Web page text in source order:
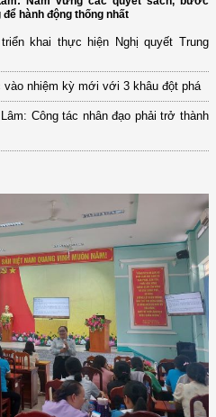
hành động thống nhất
khai thực hiện Nghị quyết Trung
nhiệm kỳ mới với 3 khâu đột phá
Công tác nhân đạo phải trở thành